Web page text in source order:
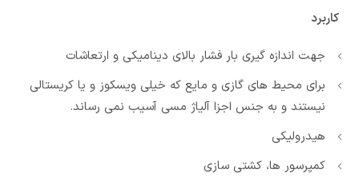
کاربرد
جهت اندازه گیری بار فشار بالای دینامیکی و ارتعاشات
برای محیط های گازی و مایع که خیلی ویسکوز و یا کریستالی
نیستند و به جنس اجزا آلیاژ مسی آسیب نمی رساند.
هیدرولیکی
کمپرسور ها، کشتی سازی